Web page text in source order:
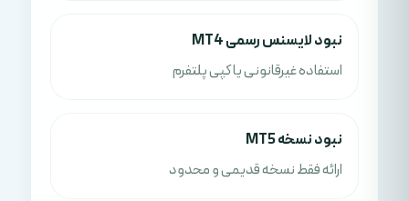
نبود لایسنس رسمی MT4
استفاده غیرقانونی یا کپی پلتفرم
نبود نسخه MT5
ارائه فقط نسخه قدیمی و محدود